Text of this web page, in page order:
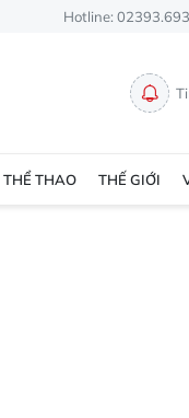
Hotline:
THỂ THAO THẾ GIỚI